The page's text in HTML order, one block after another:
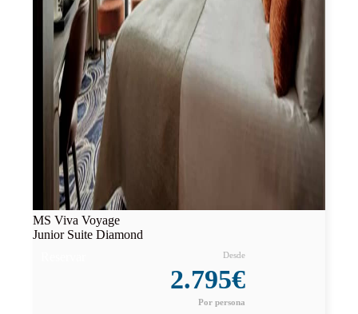
MS Viva Voyage
Junior Suite Diamond
2.795€